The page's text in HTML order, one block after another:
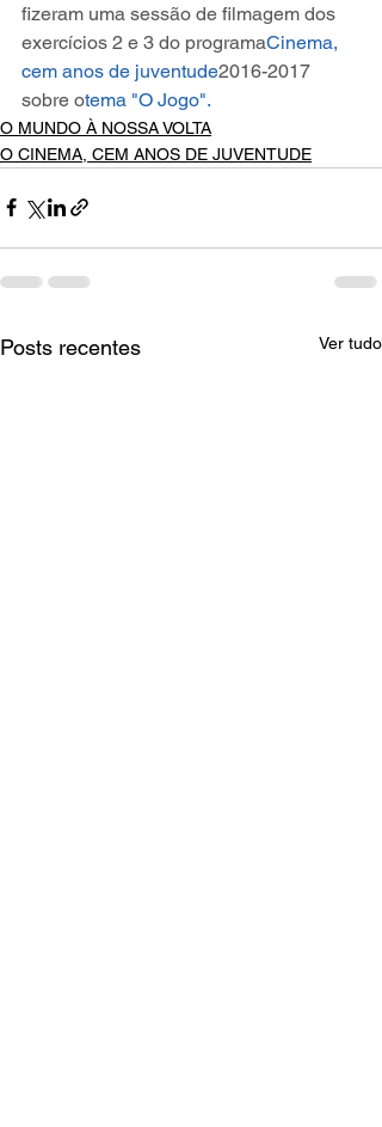
fizeram uma sessão de filmagem dos
exercícios 2 e 3 do programaCinema,
cem anos de juventude2016-2017
sobre otema "O Jogo".
O MUNDO À NOSSA VOLTA
O CINEMA, CEM ANOS DE JUVENTUDE
Posts recentes Ver tudo